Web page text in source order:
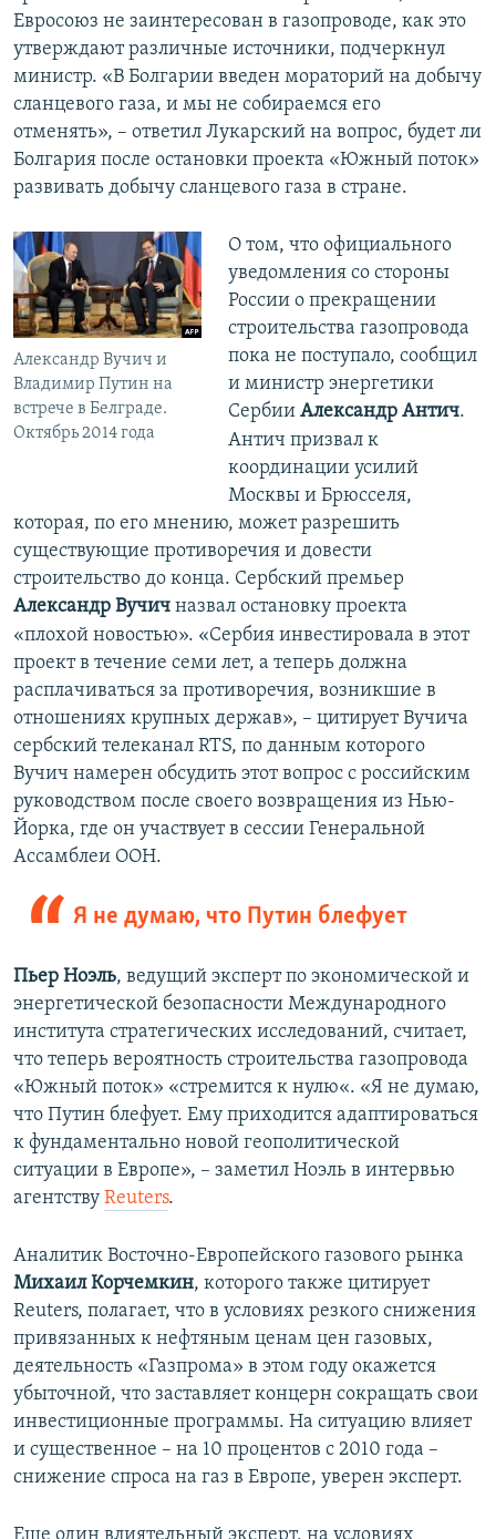
Евросоюз не заинтересован в газопроводе, как это
утверждают различные источники, подчеркнул
министр. «В Болгарии введен мораторий на добычу
сланцевого газа, и мы не собираемся его
отменять», – ответил Лукарский на вопрос, будет ли
Болгария после остановки проекта «Южный поток»
развивать добычу сланцевого газа в стране.
Александр Вучич и
Владимир Путин на
встрече в Белграде.
Октябрь 2014 года
О том, что официального
уведомления со стороны
России о прекращении
строительства газопровода
пока не поступало, сообщил
и министр энергетики
Сербии Александр Антич.
Антич призвал к
координации усилий
Москвы и Брюсселя,
которая, по его мнению, может разрешить
существующие противоречия и довести
строительство до конца. Сербский премьер
Александр Вучич назвал остановку проекта
«плохой новостью». «Сербия инвестировала в этот
проект в течение семи лет, а теперь должна
расплачиваться за противоречия, возникшие в
отношениях крупных держав», – цитирует Вучича
сербский телеканал RTS, по данным которого
Вучич намерен обсудить этот вопрос с российским
руководством после своего возвращения из Нью-
Йорка, где он участвует в сессии Генеральной
Ассамблеи ООН.
Я не думаю, что Путин блефует
Пьер Ноэль, ведущий эксперт по экономической и
энергетической безопасности Международного
института стратегических исследований, считает,
что теперь вероятность строительства газопровода
«Южный поток» «стремится к нулю«. «Я не думаю,
что Путин блефует. Ему приходится адаптироваться
к фундаментально новой геополитической
ситуации в Европе», – заметил Ноэль в интервью
агентству Reuters.
Аналитик Восточно-Европейского газового рынка
Михаил Корчемкин, которого также цитирует
Reuters, полагает, что в условиях резкого снижения
привязанных к нефтяным ценам цен газовых,
деятельность «Газпрома» в этом году окажется
убыточной, что заставляет концерн сокращать свои
инвестиционные программы. На ситуацию влияет
и существенное – на 10 процентов с 2010 года –
снижение спроса на газ в Европе, уверен эксперт.